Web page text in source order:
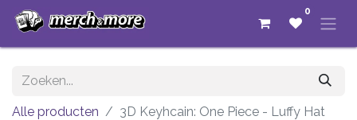
0
Alle producten 3D Keyhcain: One Piece - Luffy Hat